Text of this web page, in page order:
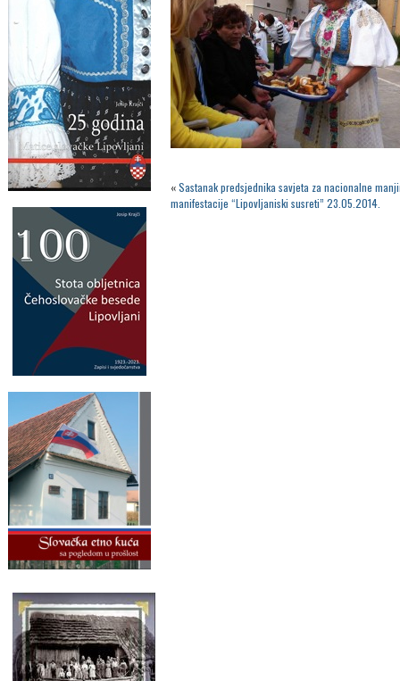
«Sastanak predsjednika savjeta za nacionalne
manifestacije “Lipovljaniski susreti” 23.05.2014.